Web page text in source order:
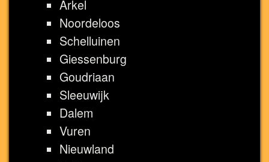
Arkel
Noordeloos
Schelluinen
Giessenburg
Goudriaan
Sleeuwijk
Dalem
Vuren
Nieuwland